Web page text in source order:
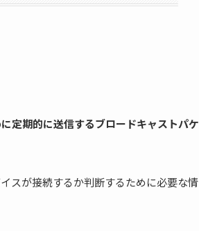
定期的に送信するブロードキャストパケ
スが接続するか判断するために必要な情